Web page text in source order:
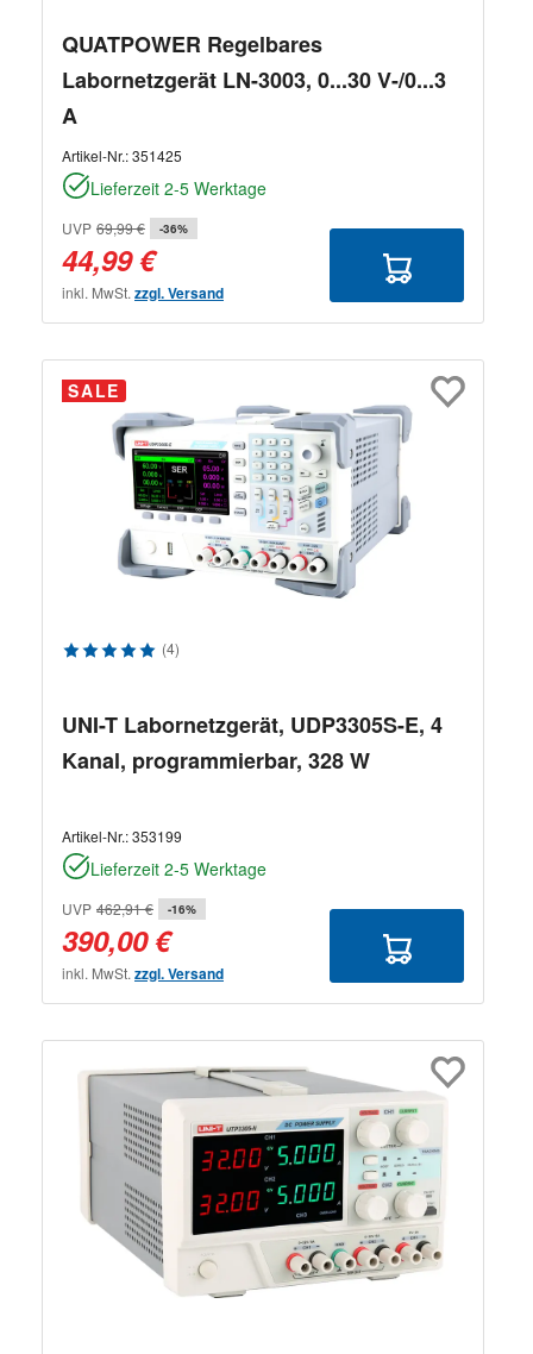
QUATPOWER Regelbares
Labornetzgerät LN-3003, 0...30 V-/0...3
A
Artikel-Nr.:351425
Lieferzeit 2-5 Werktage
UVP 69,99 € -36%
44,99 €
inkl. MwSt. zzgl. Versand
SALE
Durchschnittliche Bewertung von 5 von 5 Sternen
(4)
UNI-T Labornetzgerät, UDP3305S-E, 4
Kanal, programmierbar, 328 W
Artikel-Nr.:353199
Lieferzeit 2-5 Werktage
UVP 462,91 € -16%
390,00 €
inkl. MwSt. zzgl. Versand